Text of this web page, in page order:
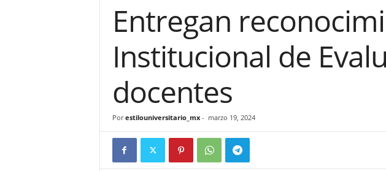
Entregan
Institucional de
docentes
Por estilouniversitario_mx- marzo 19, 2024